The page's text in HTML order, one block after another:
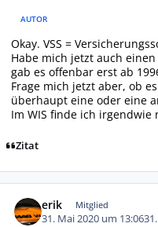
AUTOR
Okay. VSS =
Habe mich jetzt auch
gab es offenbar erst ab
Frage mich jetzt aber, ob
überhaupt eine oder eine
Im WIS finde ich irgendwie
Zitat
erik Mitglied
31. Mai 2020 um 13:06